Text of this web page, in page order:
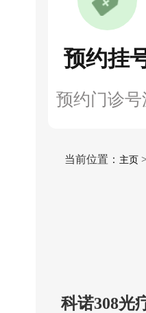
预约挂
预约门诊号
当前位置： 主页
科诺308光